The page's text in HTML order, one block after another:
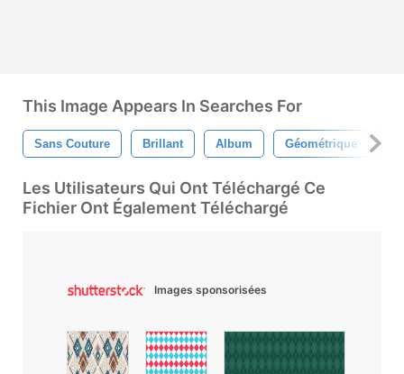
This Image Appears In Searches For
Sans Couture Brillant Album Géométrique
Les Utilisateurs Qui Ont Téléchargé Ce
Fichier Ont Également Téléchargé
Images sponsorisées